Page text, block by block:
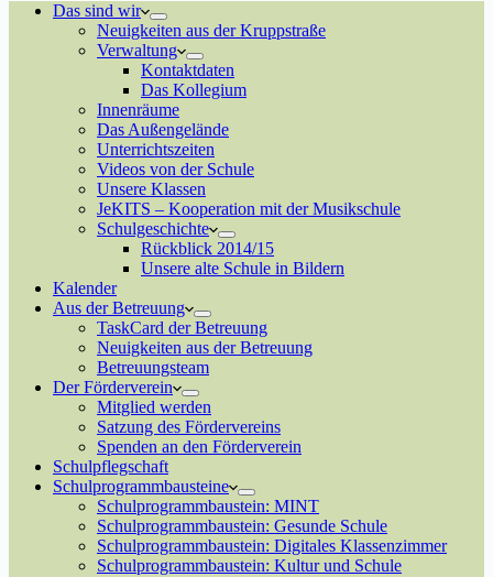
Das sind wir
Neuigkeiten aus der Kruppstraße
Verwaltung
Kontaktdaten
Das Kollegium
Innenräume
Das Außengelände
Unterrichtszeiten
Videos von der Schule
Unsere Klassen
JeKITS – Kooperation mit der Musikschule
Schulgeschichte
Rückblick 2014/15
Unsere alte Schule in Bildern
Kalender
Aus der Betreuung
TaskCard der Betreuung
Neuigkeiten aus der Betreuung
Betreuungsteam
Der Förderverein
Mitglied werden
Satzung des Fördervereins
Spenden an den Förderverein
Schulpflegschaft
Schulprogrammbausteine
Schulprogrammbaustein: MINT
Schulprogrammbaustein: Gesunde Schule
Schulprogrammbaustein: Digitales Klassenzimmer
Schulprogrammbaustein: Kultur und Schule